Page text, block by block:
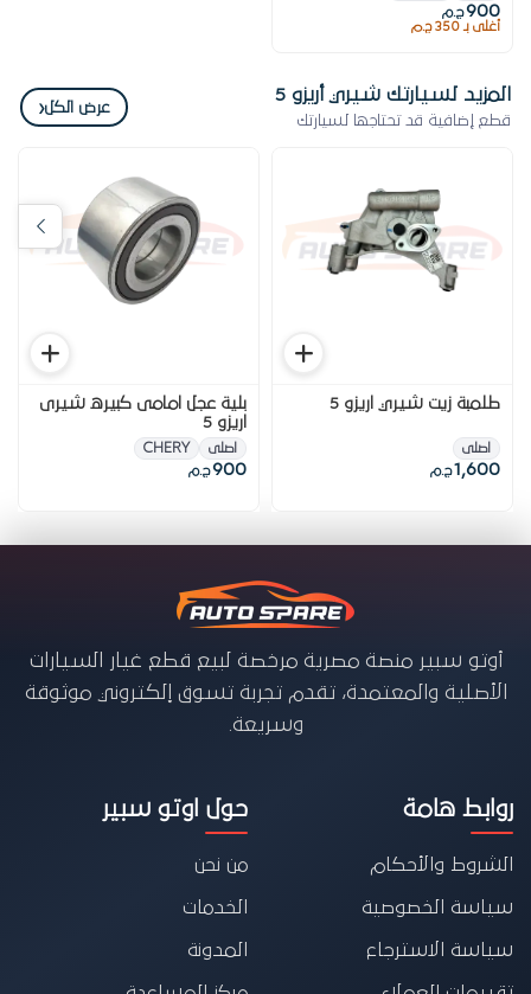
900ج.م
أغلى بـ 350 ج.م
المزيد لسيارتك شيري أريزو 5
قطع إضافية قد تحتاجها لسيارتك
عرض الكل‹
طلمبة زيت شيري اريزو 5
اصلى
1,600ج.م
بلية عجل امامى كبيره شيرى
اريزو 5
اصلى CHERY
900ج.م
أوتو سبير منصة مصرية مرخصة لبيع قطع غيار السيارات
الأصلية والمعتمدة، تقدم تجربة تسوق إلكتروني موثوقة
وسريعة.
روابط هامة
الشروط والأحكام
سياسة الخصوصية
سياسة الاسترجاع
حول اوتو سبير
من نحن
الخدمات
المدونة